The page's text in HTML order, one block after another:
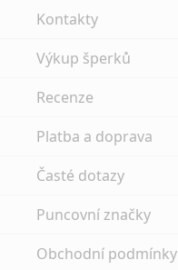
Kontakty
Výkup šperků
Recenze
Platba a doprava
Časté dotazy
Puncovní značky
Obchodní podmínky